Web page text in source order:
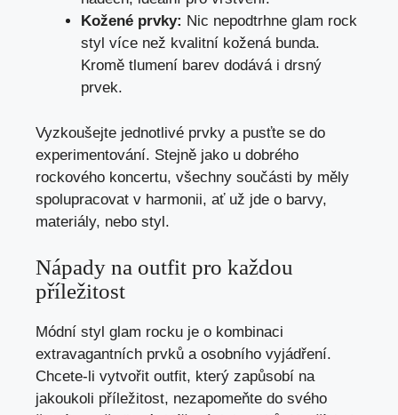
Kožené prvky: Nic nepodtrhne glam rock
styl více než kvalitní kožená bunda.
Kromě tlumení barev dodává i drsný
prvek.
Vyzkoušejte jednotlivé prvky a pusťte se do
experimentování. Stejně jako u dobrého
rockového koncertu, všechny součásti by měly
spolupracovat v harmonii, ať už jde o barvy,
materiály, nebo styl.
Nápady na outfit pro každou
příležitost
Módní styl glam rocku je o kombinaci
extravagantních prvků a osobního vyjádření.
Chcete-li vytvořit outfit, který zapůsobí na
jakoukoli příležitost, nezapomeňte do svého